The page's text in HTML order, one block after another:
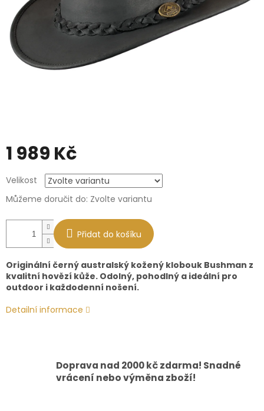
1 989 Kč
cena:
Velikost
Můžeme doručit do: Zvolte variantu
Přidat do košíku
Originální černý australský kožený klobouk Bushman z
kvalitní hovězí kůže. Odolný, pohodlný a ideální pro
outdoor i každodenní nošení.
Detailní informace
Doprava nad 2000 kč zdarma! Snadné
vrácení nebo výměna zboží!